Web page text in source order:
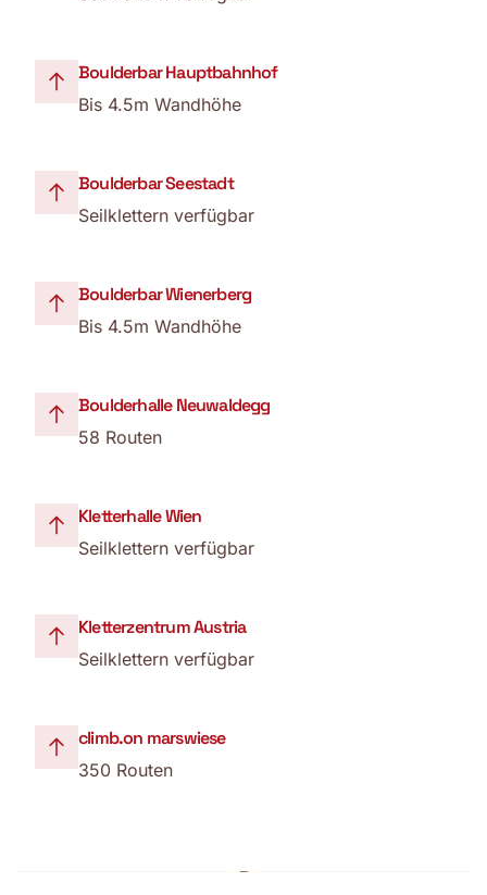
Boulderbar Hauptbahnhof
Bis 4.5m Wandhöhe
Boulderbar Seestadt
Seilklettern verfügbar
Boulderbar Wienerberg
Bis 4.5m Wandhöhe
Boulderhalle Neuwaldegg
58 Routen
Kletterhalle Wien
Seilklettern verfügbar
Kletterzentrum Austria
Seilklettern verfügbar
climb.on marswiese
350 Routen